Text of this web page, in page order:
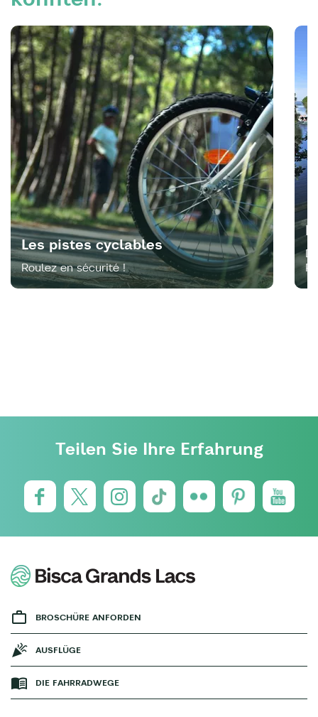
Les pistes cyclables
Roulez en sécurité !
Teilen Sie Ihre Erfahrung
BROSCHÜRE ANFORDEN
AUSFLÜGE
DIE FAHRRADWEGE